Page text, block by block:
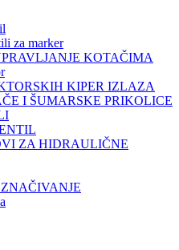
za marker
KOTAČIMA
KIPER IZLAZA
I ŠUMARSKE PRIKOLICE
ZA HIDRAULIČNE